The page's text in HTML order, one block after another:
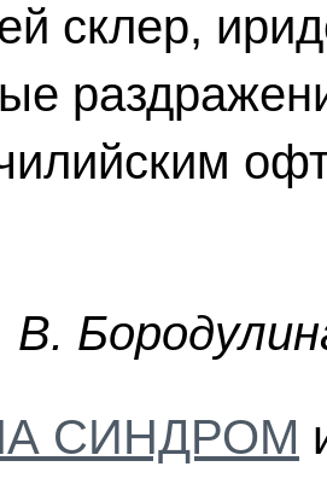
склер,
B.
СИНДРОМ